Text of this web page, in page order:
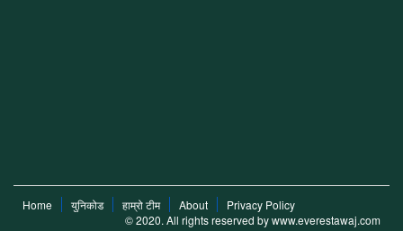
Home युनिकोड हाम्रो टीम About
Privacy Policy
© 2020. All rights reserved by www.everestawaj.com